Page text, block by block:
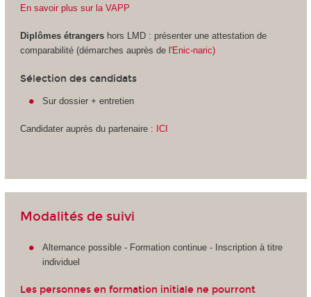
En savoir plus sur la VAPP
Diplômes étrangershors LMD: présenter une attestation de
comparabilité (démarches auprès de l 'Enic-naric)
Sélection des candidats
Sur dossier + entretien
Candidater auprès du partenaire : ICI
Modalités de suivi
Alternance possible - Formation continue - Inscription à titre
individuel
Les personnes en formation initiale ne pourront